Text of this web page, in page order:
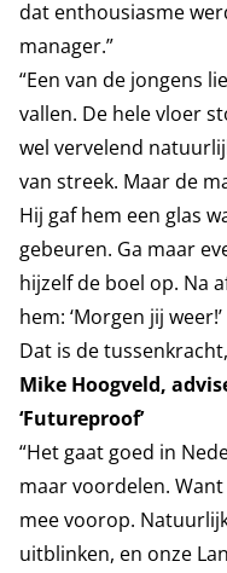
dat enthousiasme
manager.”
“Een van de jongens
vallen. De hele vloer
wel vervelend
van streek. Maar de
Hij gaf hem een glas
gebeuren. Ga maar
hijzelf de boel op. Na
hem: ‘Morgen jij
Dat is de
Mike Hoogveld,
‘Futureproof’
“Het gaat goed in
maar voordelen.
mee voorop.
uitblinken, en onze